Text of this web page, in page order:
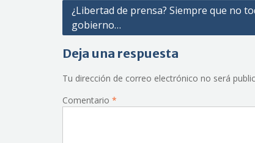
Navegación
de
entradas
¿Libertad de prensa? Siempre que no
gobierno…
Deja una respuesta
Tu dirección de correo electrónico no será
Comentario *